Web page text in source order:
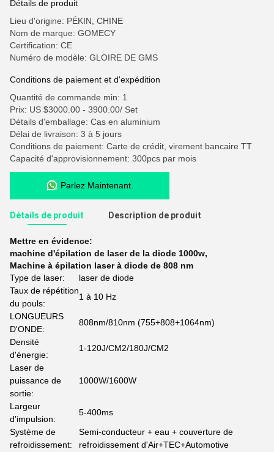
Détails de produit
Lieu d'origine: PÉKIN, CHINE
Nom de marque: GOMECY
Certification: CE
Numéro de modèle: GLOIRE DE GMS
Conditions de paiement et d'expédition
Quantité de commande min: 1
Prix: US $3000.00 - 3900.00/ Set
Détails d'emballage: Cas en aluminium
Délai de livraison: 3 à 5 jours
Conditions de paiement: Carte de crédit, virement bancaire TT
Capacité d'approvisionnement: 300pcs par mois
Parlez Maintenant.
Détails de produit Description de produit
Mettre en évidence:
machine d'épilation de laser de la diode 1000w,
Machine à épilation laser à diode de 808 nm
Type de laser:
laser de diode
Taux de répétition
du pouls:
1 à 10 Hz
LONGUEURS
D'ONDE:
808nm/810nm (755+808+1064nm)
Densité
d'énergie:
1-120J/CM2/180J/CM2
Laser de
puissance de
sortie:
1000W/1600W
Largeur
d'impulsion:
5-400ms
Système de
refroidissement:
Semi-conducteur + eau + couverture de
refroidissement d'Air+TEC+Automotive